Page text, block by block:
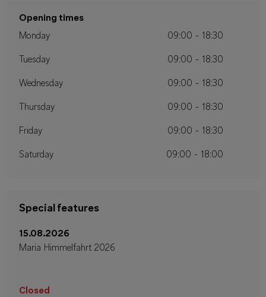
Opening times
Monday
09:00 - 18:30
Tuesday 09:00 - 18:30
Wednesday 09:00 - 18:30
Thursday 09:00 - 18:30
Friday 09:00 - 18:30
Saturday 09:00 - 18:00
Special features
15.08.2026
Maria Himmelfahrt 2026
Closed